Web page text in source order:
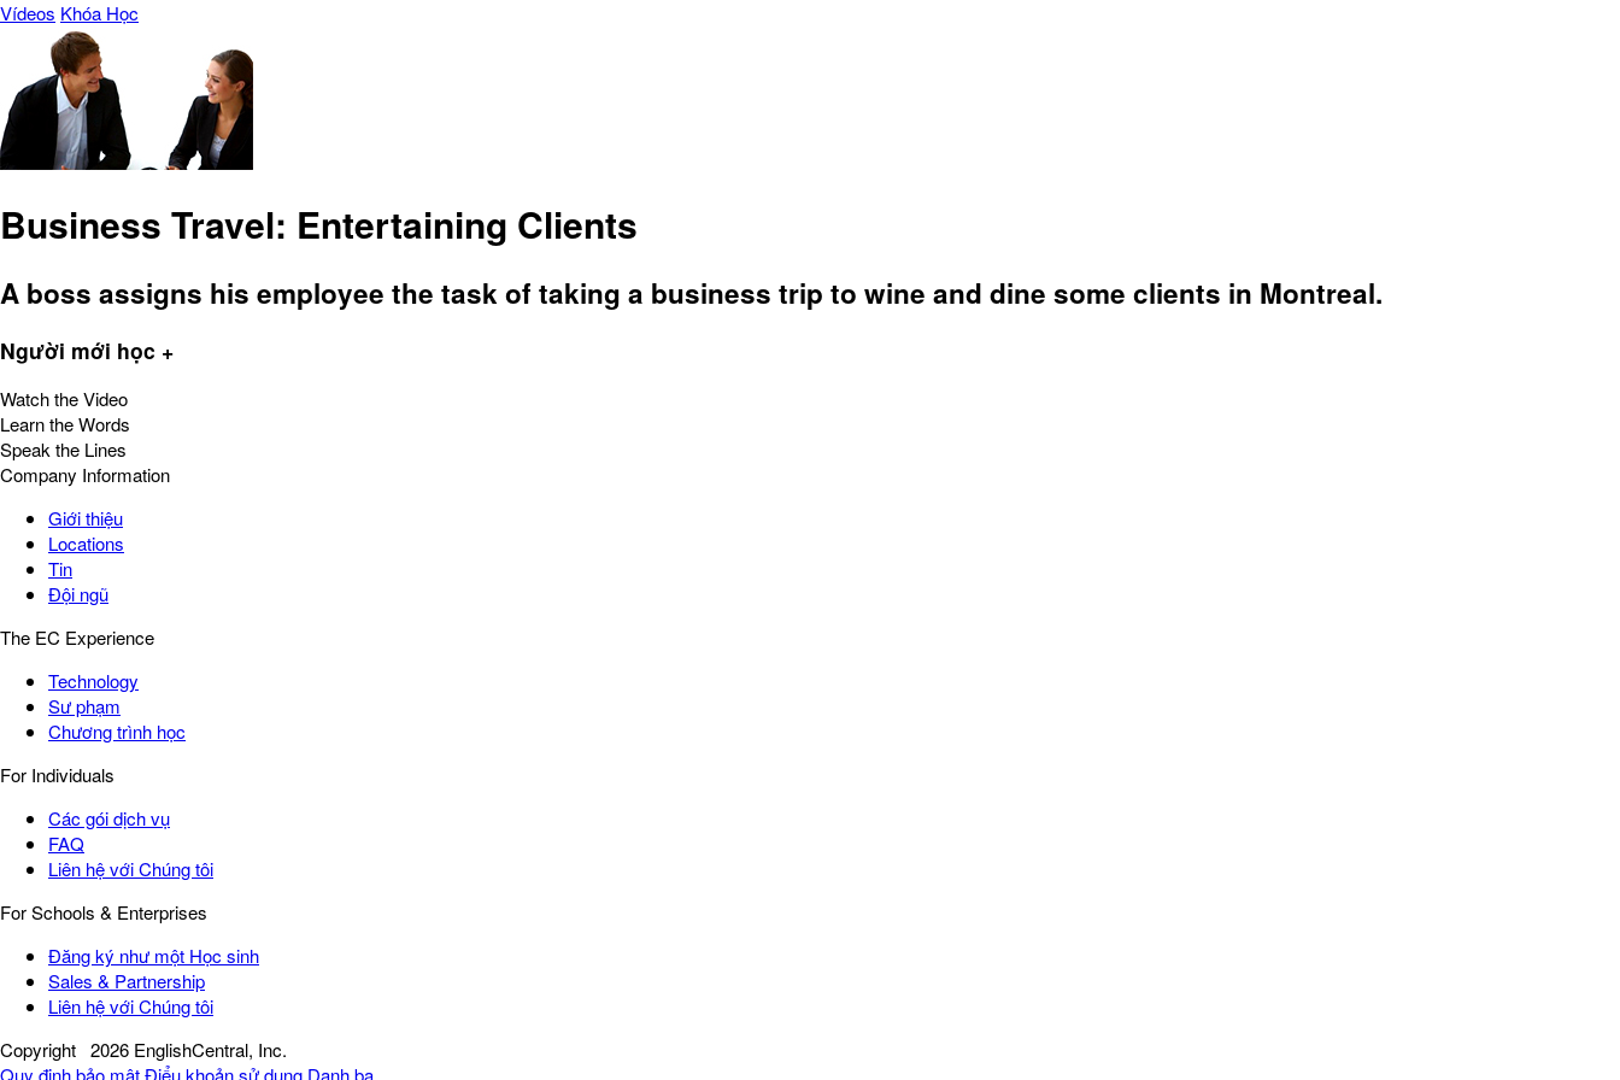
Vídeos Khóa Học
Business Travel: Entertaining Clients
A boss assigns his employee the task of taking a business trip to wine and dine some clients in Montreal.
Người mới học +
Watch the Video
Learn the Words
Speak the Lines
Company Information
Giới thiệu
Locations
Tin
Đội ngũ
The EC Experience
Technology
Sư phạm
Chương trình học
For Individuals
Các gói dịch vụ
FAQ
Liên hệ với Chúng tôi
For Schools & Enterprises
Đăng ký như một Học sinh
Sales & Partnership
Liên hệ với Chúng tôi
Copyright 2026 EnglishCentral, Inc.